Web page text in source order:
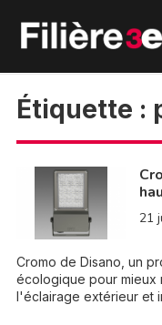
Étiquette :
21
Cromo de Disano, un
écologique pour
l'éclairage extérieur et